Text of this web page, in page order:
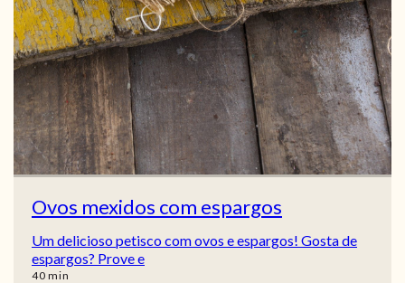
Ovos mexidos com espargos
Um delicioso petisco com ovos e espargos! Gosta de
espargos? Prove e
40min
min